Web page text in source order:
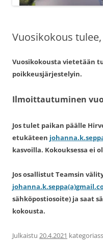
Vuosikokous
Vuosikokousta vietetään
poikkeusjärjestelyin.
Ilmoittautuminen
Jos tulet paikan päälle
etukäteen
kasvoilla. Kokouksessa ei
Jos osallistut Teamsin
sähköpostiosoite) ja saat
kokousta.
Julkaistu 20.4.2021